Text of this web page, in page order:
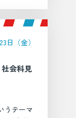
日（金）
会科見
うテーマ